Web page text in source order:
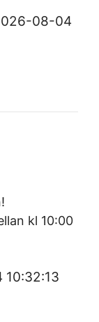
08-04
kl 10:00